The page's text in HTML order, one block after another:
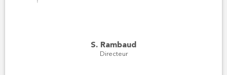
S. Rambaud
Directeur